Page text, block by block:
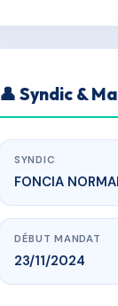
👤 Syndic &
SYNDIC
FONCIA
DÉBUT MANDAT
23/11/2024